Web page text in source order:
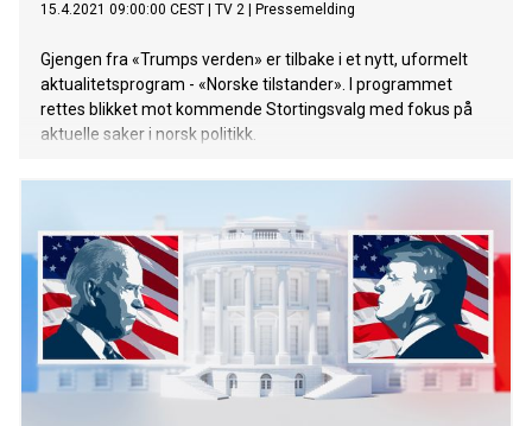
15.4.2021 09:00:00 CEST TV 2 Pressemelding
Gjengen fra «Trumps verden» er tilbake i et nytt, uformelt
aktualitetsprogram - «Norske tilstander». I programmet
rettes blikket mot kommende Stortingsvalg med fokus på
aktuelle saker i norsk politikk.